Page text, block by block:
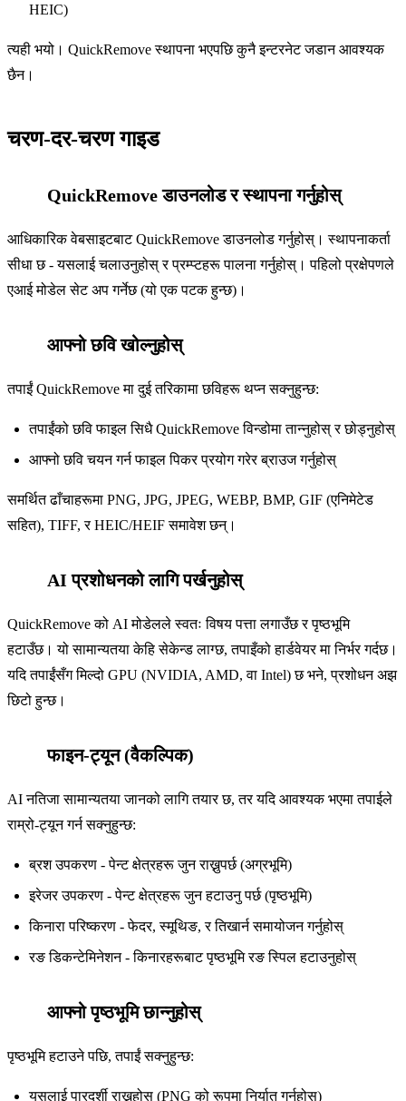
HEIC)
त्यही भयो। QuickRemove स्थापना भएपछि कुनै इन्टरनेट जडान आवश्यक
छैन।
चरण-दर-चरण गाइड
QuickRemove डाउनलोड र स्थापना गर्नुहोस्
आधिकारिक वेबसाइटबाट QuickRemove डाउनलोड गर्नुहोस्। स्थापनाकर्ता
सीधा छ - यसलाई चलाउनुहोस् र प्रम्प्टहरू पालना गर्नुहोस्। पहिलो प्रक्षेपणले
एआई मोडेल सेट अप गर्नेछ (यो एक पटक हुन्छ)।
आफ्नो छवि खोल्नुहोस्
तपाईं QuickRemove मा दुई तरिकामा छविहरू थप्न सक्नुहुन्छ:
तपाईंको छवि फाइल सिधै QuickRemove विन्डोमा तान्नुहोस् र छोड्नुहोस्
आफ्नो छवि चयन गर्न फाइल पिकर प्रयोग गरेर ब्राउज गर्नुहोस्
समर्थित ढाँचाहरूमा PNG, JPG, JPEG, WEBP, BMP, GIF (एनिमेटेड
सहित), TIFF, र HEIC/HEIF समावेश छन्।
AI प्रशोधनको लागि पर्खनुहोस्
QuickRemove को AI मोडेलले स्वतः विषय पत्ता लगाउँछ र पृष्ठभूमि
हटाउँछ। यो सामान्यतया केहि सेकेन्ड लाग्छ, तपाइँको हार्डवेयर मा निर्भर गर्दछ।
यदि तपाईंसँग मिल्दो GPU (NVIDIA, AMD, वा Intel) छ भने, प्रशोधन अझ
छिटो हुन्छ।
फाइन-ट्यून (वैकल्पिक)
AI नतिजा सामान्यतया जानको लागि तयार छ, तर यदि आवश्यक भएमा तपाईले
राम्रो-ट्यून गर्न सक्नुहुन्छ:
ब्रश उपकरण - पेन्ट क्षेत्रहरू जुन राख्नुपर्छ (अग्रभूमि)
इरेजर उपकरण - पेन्ट क्षेत्रहरू जुन हटाउनु पर्छ (पृष्ठभूमि)
किनारा परिष्करण - फेदर, स्मूथिङ, र तिखार्न समायोजन गर्नुहोस्
रङ डिकन्टेमिनेशन - किनारहरूबाट पृष्ठभूमि रङ स्पिल हटाउनुहोस्
आफ्नो पृष्ठभूमि छान्नुहोस्
पृष्ठभूमि हटाउने पछि, तपाईं सक्नुहुन्छ:
यसलाई पारदर्शी राख्नुहोस् (PNG को रूपमा निर्यात गर्नुहोस्)